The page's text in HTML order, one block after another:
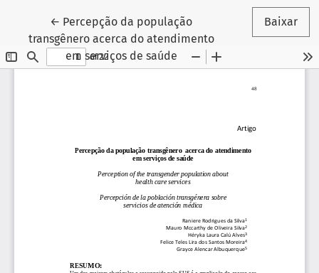
← Voltar aos Detalhes do Artigo
Percepção da população
transgênero acerca do atendimento
em serviços de saúde
Baixar